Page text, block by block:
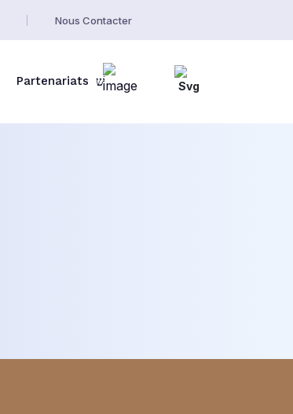
Nous Contacter
Partenariats